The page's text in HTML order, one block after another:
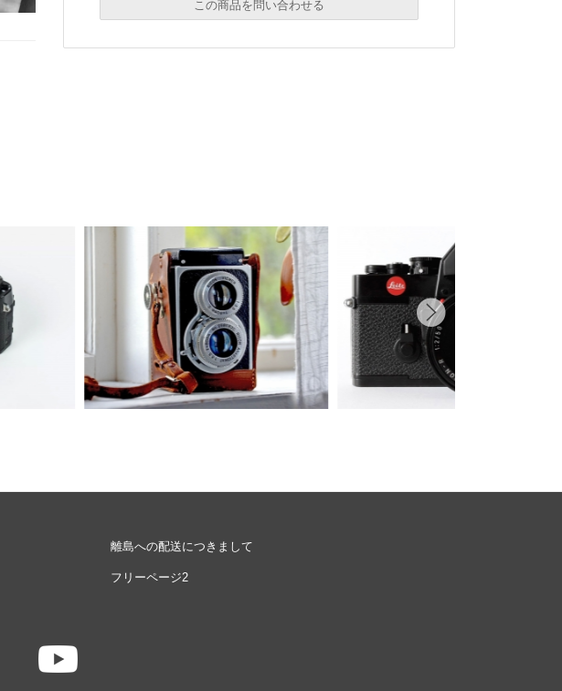
この商品を問い合わせる
必須
Eメール
プライバシーポリシーをご確認ください。
離島への配送につきまして
フリーページ2